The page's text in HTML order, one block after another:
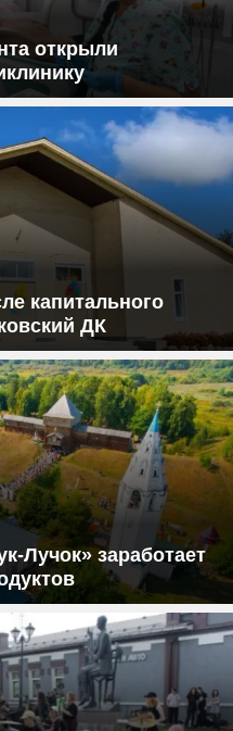
открыли
капитального
ДК
Лучок» заработает